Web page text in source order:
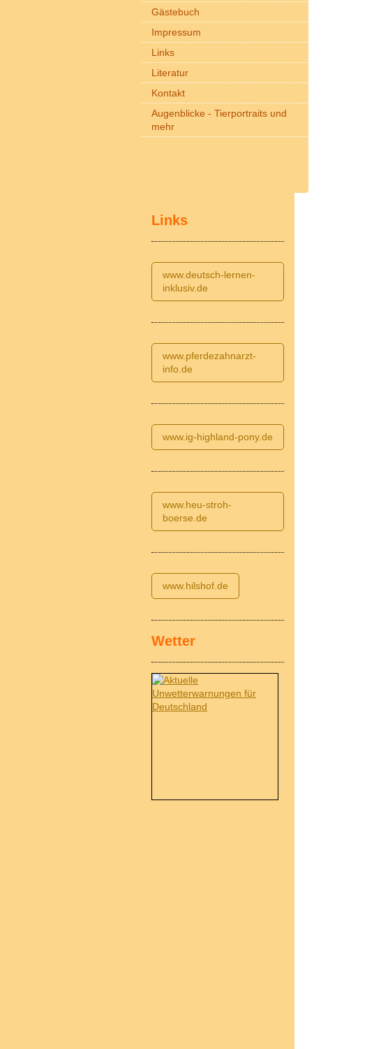
Gästebuch
Impressum
Links
Literatur
Kontakt
Augenblicke - Tierportraits und
mehr
Links
www.deutsch-lernen-
inklusiv.de
www.pferdezahnarzt-
info.de
www.ig-highland-pony.de
www.heu-stroh-
boerse.de
www.hilshof.de
Wetter